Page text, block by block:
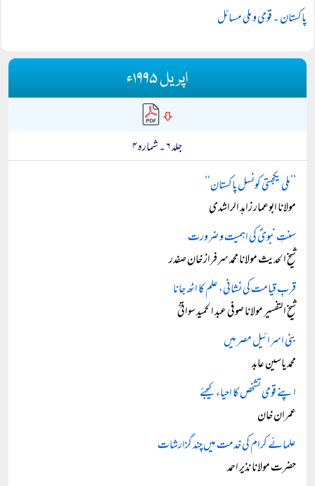
پاکستان ۔ قومی و ملی مسائل
اپریل ۱۹۹۵ء
جلد ۶ ۔ شمارہ ۴
’’ملی یکجہتی کونسل پاکستان‘‘
مولانا ابوعمار زاہد الراشدی
سنتِ نبویؐ کی اہمیت و ضرورت
شیخ الحدیث مولانا محمد سرفراز خان صفدر
قربِ قیامت کی نشانی، علم کا اٹھ جانا
شیخ التفسیر مولانا صوفی عبد الحمید سواتیؒ
بنی اسرائیل مصر میں
محمد یاسین عابد
اپنے قومی تشخص کا احیاء کیجئے
عمران خان
علمائے کرام کی خدمت میں چند گزارشات
حضرت مولانا نذیر احمد